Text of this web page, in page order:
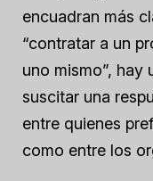
encuadran más
“contratar a un
uno mismo”, hay
suscitar una
entre quienes
como entre los